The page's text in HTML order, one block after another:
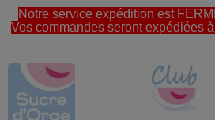
Notre service expédition est
Vos commandes seront expédiées